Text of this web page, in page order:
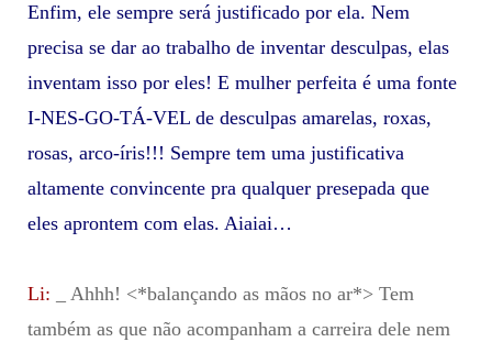
Enfim, ele sempre será justificado por ela. Nem
precisa se dar ao trabalho de inventar desculpas, elas
inventam isso por eles! E mulher perfeita é uma fonte
I-NES-GO-TÁ-VEL de desculpas amarelas, roxas,
rosas, arco-íris!!! Sempre tem uma justificativa
altamente convincente pra qualquer presepada que
eles aprontem com elas. Aiaiai…
Li: _ Ahhh! <*balançando as mãos no ar*> Tem
também as que não acompanham a carreira dele nem